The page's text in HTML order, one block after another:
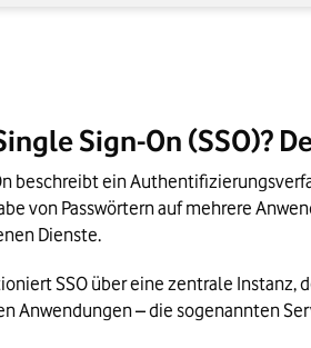
Sign-On (SSO)?
beschreibt ein
von Passwörtern auf mehrere
Dienste.
SSO über eine zentrale
Anwendungen – die sogenannten